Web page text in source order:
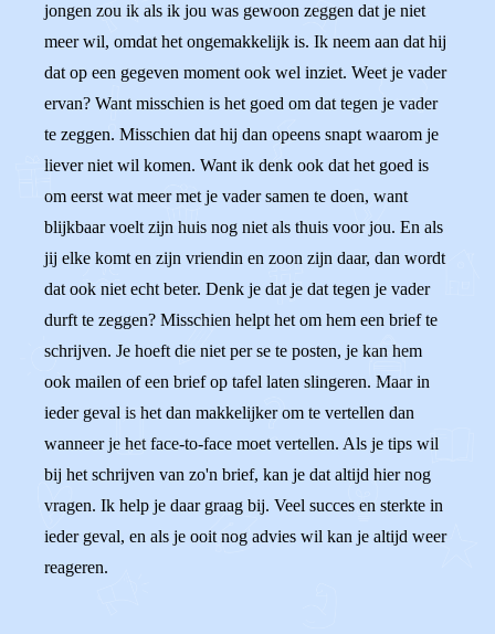
jongen zou ik als ik jou was gewoon zeggen dat je niet
meer wil, omdat het ongemakkelijk is. Ik neem aan dat hij
dat op een gegeven moment ook wel inziet. Weet je vader
ervan? Want misschien is het goed om dat tegen je vader
te zeggen. Misschien dat hij dan opeens snapt waarom je
liever niet wil komen. Want ik denk ook dat het goed is
om eerst wat meer met je vader samen te doen, want
blijkbaar voelt zijn huis nog niet als thuis voor jou. En als
jij elke komt en zijn vriendin en zoon zijn daar, dan wordt
dat ook niet echt beter. Denk je dat je dat tegen je vader
durft te zeggen? Misschien helpt het om hem een brief te
schrijven. Je hoeft die niet per se te posten, je kan hem
ook mailen of een brief op tafel laten slingeren. Maar in
ieder geval is het dan makkelijker om te vertellen dan
wanneer je het face-to-face moet vertellen. Als je tips wil
bij het schrijven van zo'n brief, kan je dat altijd hier nog
vragen. Ik help je daar graag bij. Veel succes en sterkte in
ieder geval, en als je ooit nog advies wil kan je altijd weer
reageren.